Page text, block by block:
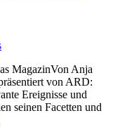
MagazinVon Anja
von ARD:
Ereignisse und
seinen Facetten und